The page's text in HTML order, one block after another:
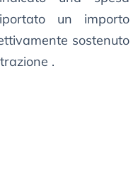
un importo
sostenuto
.